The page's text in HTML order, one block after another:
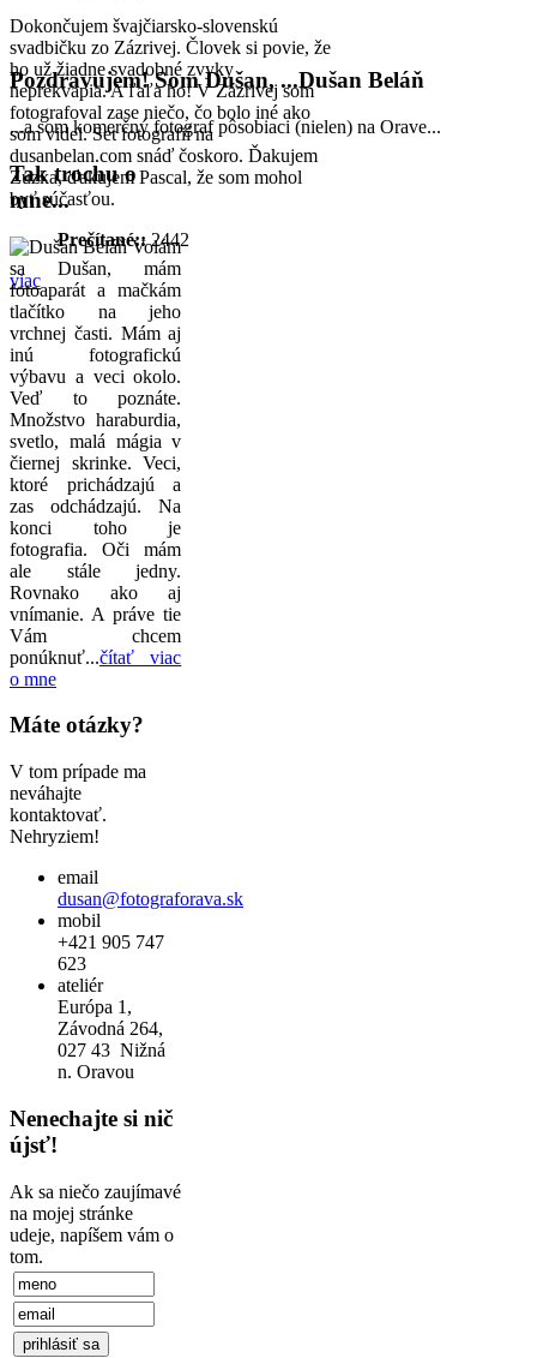
Dokončujem švajčiarsko-slovenskú
svadbičku zo Zázrivej. Človek si povie, že
ho už žiadne svadobné zvyky
neprekvapia. A ľaľa ho! V Zázrivej som
fotografoval zase niečo, čo bolo iné ako
som videl. Set fotografií na
dusanbelan.com snáď čoskoro. Ďakujem
Zuzka, ďakujem Pascal, že som mohol
byť súčasťou.
Prečítané::2442
viac
Pozdravujem! Som Dušan, ...Dušan Beláň
...a som komerčný fotograf pôsobiaci (nielen) na Orave...
Tak trochu o
mne...
Volám
sa Dušan, mám
fotoaparát a mačkám
tlačítko na jeho
vrchnej časti. Mám aj
inú fotografickú
výbavu a veci okolo.
Veď to poznáte.
Množstvo haraburdia,
svetlo, malá mágia v
čiernej skrinke. Veci,
ktoré prichádzajú a
zas odchádzajú. Na
konci toho je
fotografia. Oči mám
ale stále jedny.
Rovnako ako aj
vnímanie. A práve tie
Vám chcem
ponúknuť...čítať viac
o mne
Máte otázky?
V tom prípade ma
neváhajte
kontaktovať.
Nehryziem!
email
dusan@fotograforava.sk
mobil
+421 905 747
623
ateliér
Európa 1,
Závodná 264,
027 43 Nižná
n. Oravou
Nenechajte si nič
újsť!
Ak sa niečo zaujímavé
na mojej stránke
udeje, napíšem vám o
tom.